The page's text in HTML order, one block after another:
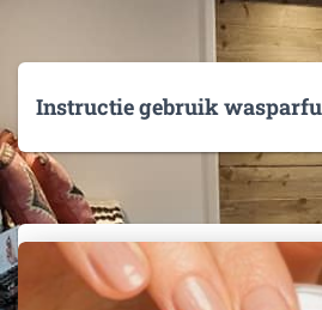
Instructie gebruik